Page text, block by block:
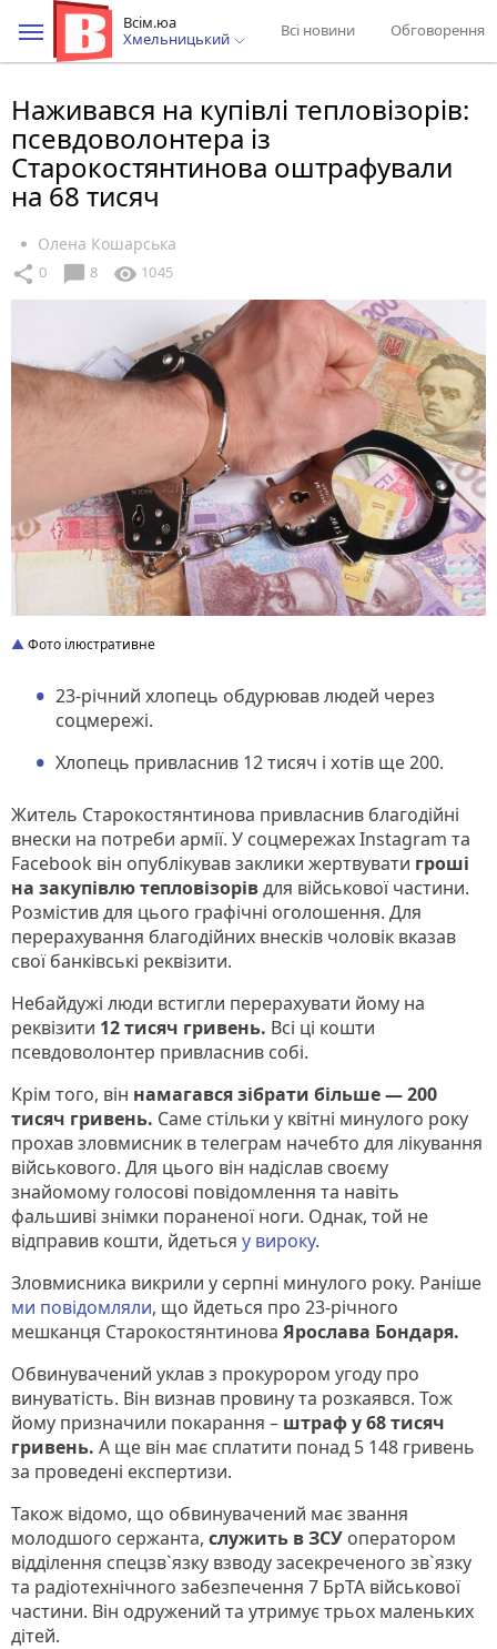
Всім.юа
Хмельницький
Всі новини Обговорення
Наживався на купівлі тепловізорів:
псевдоволонтера із
Старокостянтинова оштрафували
на 68 тисяч
Олена Кошарська
share 0 chat_bubble 8 visibility 1045
Фото ілюстративне
23-річний хлопець обдурював людей через
соцмережі.
Хлопець привласнив 12 тисяч і хотів ще 200.
Житель Старокостянтинова привласнив благодійні
внески на потреби армії. У соцмережах Instagram та
Facebook він опублікував заклики жертвувати гроші
на закупівлю тепловізорівдля військової частини.
Розмістив для цього графічні оголошення. Для
перерахування благодійних внесків чоловік вказав
свої банківські реквізити.
Небайдужі люди встигли перерахувати йому на
реквізити 12 тисяч гривень. Всі ці кошти
псевдоволонтер привласнив собі.
Крім того, він намагався зібрати більше — 200
тисяч гривень. Саме стільки у квітні минулого року
прохав зловмисник в телеграм начебто для лікування
військового. Для цього він надіслав своєму
знайомому голосові повідомлення та навіть
фальшиві знімки пораненої ноги. Однак, той не
відправив кошти, йдеться у вироку.
Зловмисника викрили у серпні минулого року. Раніше
ми повідомляли, що йдеться про 23-річного
мешканця Старокостянтинова Ярослава Бондаря.
Обвинувачений уклав з прокурором угоду про
винуватість. Він визнав провину та розкаявся. Тож
йому призначили покарання – штраф у 68 тисяч
гривень. А ще він має сплатити понад 5 148 гривень
за проведені експертизи.
Також відомо, що обвинувачений має звання
молодшого сержанта, служить в ЗСУ оператором
відділення спецзв`язку взводу засекреченого зв`язку
та радіотехнічного забезпечення 7 БрТА військової
частини. Він одружений та утримує трьох маленьких
дітей.